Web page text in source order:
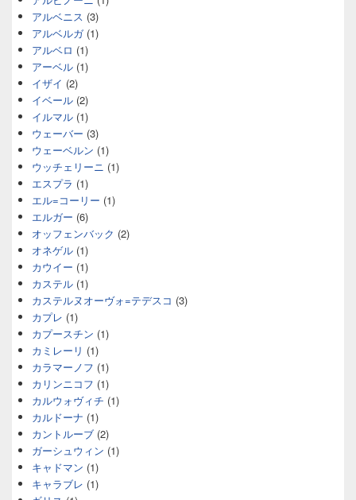
アルベニス (3)
アルベルガ(1)
アルベロ (1)
アーベル (1)
イザイ (2)
イベール (2)
イルマル (1)
ウェーバー (3)
ウェーベルン (1)
ウッチェリーニ (1)
エスプラ (1)
エル=コーリー (1)
エルガー (6)
オッフェンバック (2)
オネゲル (1)
カウイー (1)
カステル (1)
カステルヌオーヴォ=テデスコ (3)
カプレ (1)
カプースチン (1)
カミレーリ (1)
カラマーノフ (1)
カリンニコフ (1)
カルウォヴィチ (1)
カルドーナ (1)
カントルーブ (2)
ガーシュウィン (1)
キャドマン (1)
キャラブレ (1)